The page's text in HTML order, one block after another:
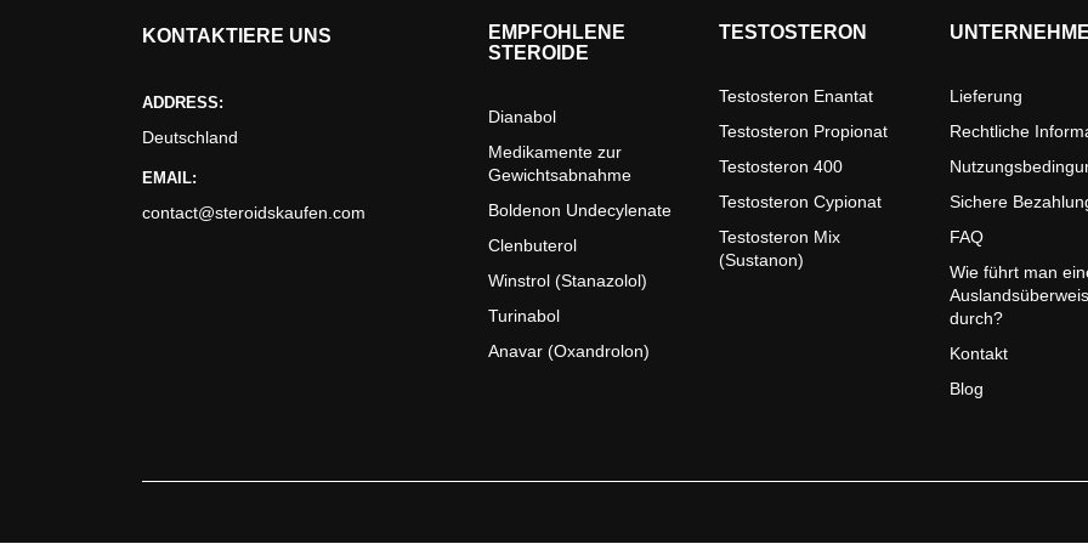
KONTAKTIERE UNS
ADDRESS:
Deutschland
EMAIL:
contact@steroidskaufen.com
EMPFOHLENE
STEROIDE
Dianabol
Medikamente zur
Gewichtsabnahme
Boldenon Undecylenate
Clenbuterol
Winstrol (Stanazolol)
Turinabol
Anavar (Oxandrolon)
TESTOSTERON
Testosteron Enantat
Testosteron Propionat
Testosteron 400
Testosteron Cypionat
Testosteron Mix
(Sustanon)
Lieferung
Rechtliche
Sichere
FAQ
Wie führt man
durch?
Kontakt
Blog